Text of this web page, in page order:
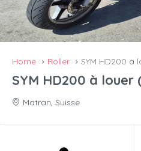
Home Roller SYM HD200 à
SYM HD200 à louer
Matran, Suisse